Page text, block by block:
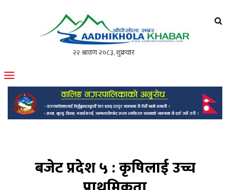
मोफसलकै लोकप्रिय अनलाइन पत्रिका
बजेट प्रदेश ५ : कृषिलाई उच्च